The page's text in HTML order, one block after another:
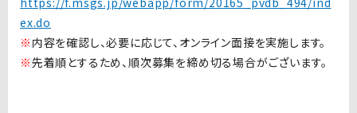
ex.do
※ 内容を確認し、必要に応じて、オンライン面接を実施します。
※先着順とするため、順次募集を締め切る場合がございます。